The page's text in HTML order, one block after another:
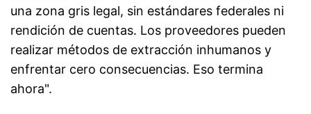
una zona gris legal, sin estándares federales ni
rendición de cuentas. Los proveedores pueden
realizar métodos de extracción inhumanos y
enfrentar cero consecuencias. Eso termina
ahora".